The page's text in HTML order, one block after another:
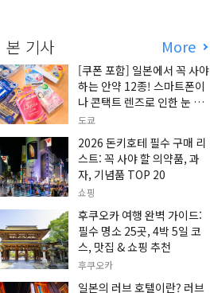
본 기사 More
[쿠폰 포함] 일본에서 꼭 사야
하는 안약 12종! 스마트폰이
나 콘택트 렌즈로 인한 눈 피
로에 최적!
도쿄
2026 돈키호테 필수 구매 리
스트: 꼭 사야 할 의약품, 과
자, 기념품 TOP 20
쇼핑
후쿠오카 여행 완벽 가이드:
필수 명소 25곳, 4박 5일 코
스, 맛집 & 쇼핑 추천
후쿠오카
일본의 러브 호텔이란? 러브